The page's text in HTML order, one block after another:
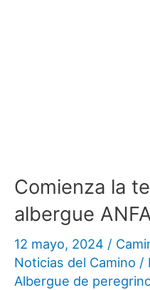
Comienza la
albergue
12 mayo, 2024 /
Noticias del Camino /
Albergue de